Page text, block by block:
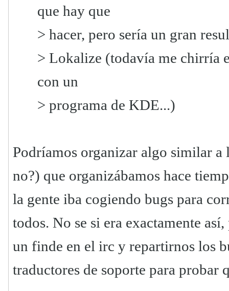
que hay que
> hacer, pero sería un gran
> Lokalize (todavía me chirría
con un
> programa de KDE...)
Podríamos organizar algo similar a
no?) que organizábamos hace
la gente iba cogiendo bugs para
todos. No se si era exactamente
un finde en el irc y repartirnos los
traductores de soporte para probar